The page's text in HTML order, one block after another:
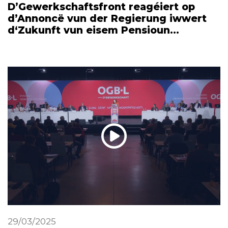
D’Gewerkschaftsfront reagéiert op
d’Annoncë vun der Regierung iwwert
d‘Zukunft vun eisem Pensioun…
29/03/2025